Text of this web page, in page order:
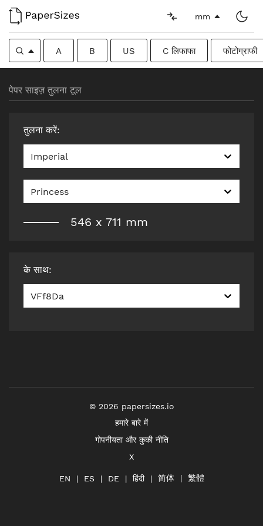
mm
A B US C लिफाफा फोटोग्राफी
पेपर साइज़ तुलना टूल
तुलना करें:
Imperial
Princess
546 x 711 mm
के साथ:
VFf8Da
© 2026 papersizes.io
हमारे बारे में
गोपनीयता और कुकी नीति
X
EN ES DE हिंदी 简体 繁體